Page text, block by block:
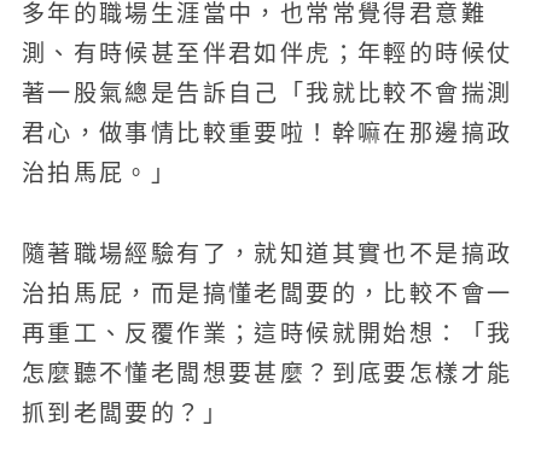
多年的職場生涯當中，也常常覺得君意難
測、有時候甚至伴君如伴虎；年輕的時候仗
著一股氣總是告訴自己「我就比較不會揣測
君心，做事情比較重要啦！幹嘛在那邊搞政
治拍馬屁。」
隨著職場經驗有了，就知道其實也不是搞政
治拍馬屁，而是搞懂老闆要的，比較不會一
再重工、反覆作業；這時候就開始想：「我
怎麼聽不懂老闆想要甚麼？到底要怎樣才能
抓到老闆要的？」